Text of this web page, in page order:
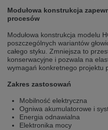
Přepněte na německou verzi
Wir haben erkannt, dass ihr Browser
angezeigte bevorzugt. Diese
Möchten Sie zur Deutschen Version
Zur deutschen Version wechseln
Váš prohlížeč se zdá být v jiném
verzi?
Přepněte na anglickou verzi
Modułowa konstrukcja
procesów
Modułowa konstrukcja modelu
poszczególnych wariantów
całego styku. Zmniejsza to
konserwacyjne i pozwala na
wymagań konkretnego projektu
Zakres zastosowań
Mobilność elektryczna
Ogniwa akumulatorowe i
Energia odnawialna
Elektronika mocy